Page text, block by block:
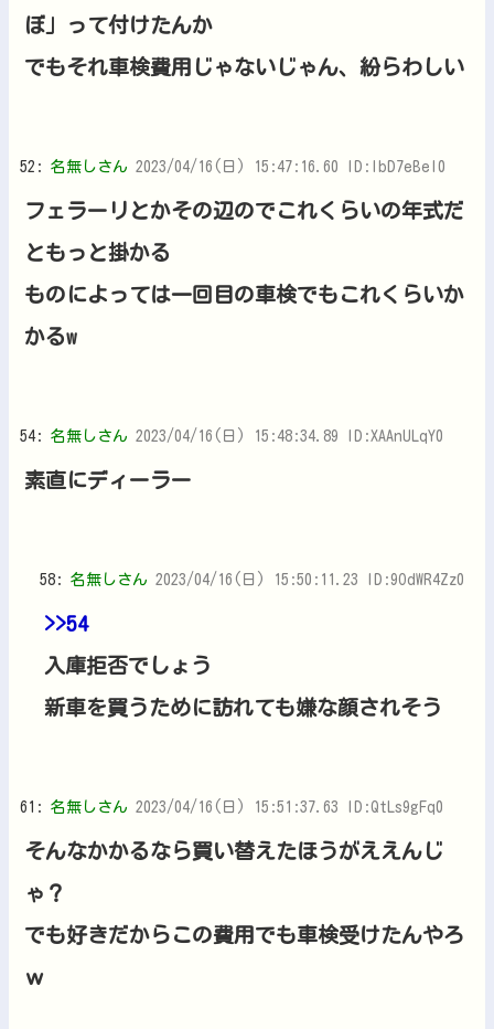
ぼ」って付けたんか
でもそれ車検費用じゃないじゃん、紛らわしい
52: 名無しさん 2023/04/16(日) 15:47:16.60 ID:lbD7eBel0
フェラーリとかその辺のでこれくらいの年式だ
ともっと掛かる
ものによっては一回目の車検でもこれくらいか
かるw
54: 名無しさん 2023/04/16(日) 15:48:34.89 ID:XAAnULqY0
素直にディーラー
58: 名無しさん 2023/04/16(日) 15:50:11.23 ID:9OdWR4Zz0
>>54
入庫拒否でしょう
新車を買うために訪れても嫌な顔されそう
61: 名無しさん 2023/04/16(日) 15:51:37.63 ID:QtLs9gFq0
そんなかかるなら買い替えたほうがええんじ
ゃ？
でも好きだからこの費用でも車検受けたんやろ
ｗ